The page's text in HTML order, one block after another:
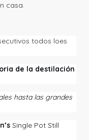
casa.
todos loes
de la destilación
hasta las grandes
Single Pot Still